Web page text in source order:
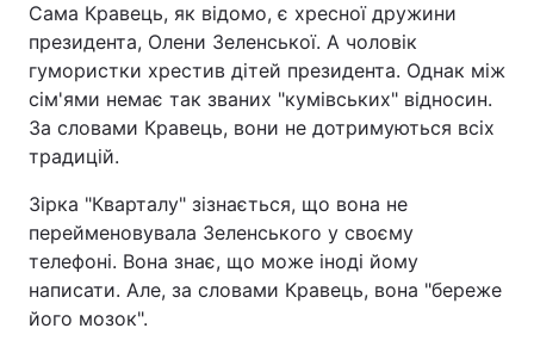
Сама Кравець, як відомо, є хресної дружини
президента, Олени Зеленської. А чоловік
гумористки хрестив дітей президента. Однак між
сім'ями немає так званих "кумівських" відносин.
За словами Кравець, вони не дотримуються всіх
традицій.
Зірка "Кварталу" зізнається, що вона не
перейменовувала Зеленського у своєму
телефоні. Вона знає, що може іноді йому
написати. Але, за словами Кравець, вона "береже
його мозок".